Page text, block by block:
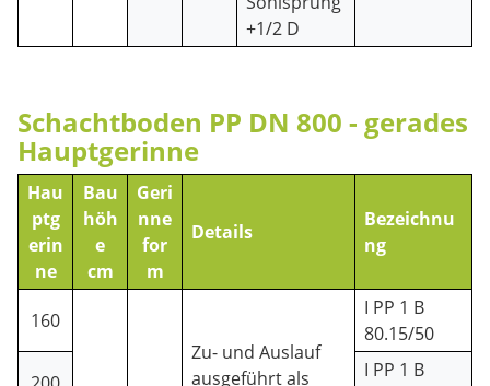
+1/2 D
Schachtboden PP DN 800 - gerades
Hauptgerinne
Hau
ptg
erin
ne
Bau
höh
e
cm
Geri
nne
for
m
Details
Bezeichnu
ng
160
Zu- und Auslauf
ausgeführt als
I PP 1 B
80.15/50
I PP 1 B